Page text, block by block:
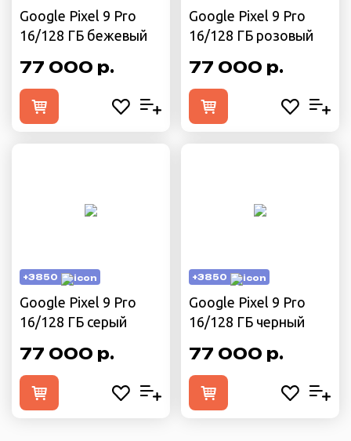
Google Pixel 9 Pro
16/128 ГБ бежевый
77 000 р.
Google Pixel 9 Pro
16/128 ГБ розовый
77 000 р.
+3850
Google Pixel 9 Pro
16/128 ГБ серый
77 000 р.
+3850
Google Pixel 9 Pro
16/128 ГБ черный
77 000 р.